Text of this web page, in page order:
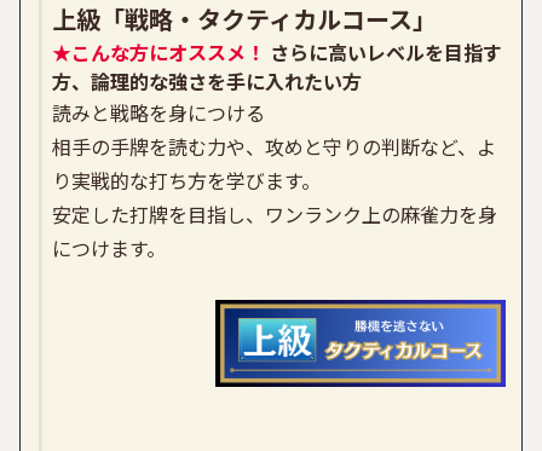
上級 「戦略・タクティカルコース」
★こんな方にオススメ！ さらに高いレベルを目指す
方、論理的な強さを手に入れたい方
読みと戦略を身につける
相手の手牌を読む力や、攻めと守りの判断など、よ
り実戦的な打ち方を学びます。
安定した打牌を目指し、ワンランク上の麻雀力を身
につけます。